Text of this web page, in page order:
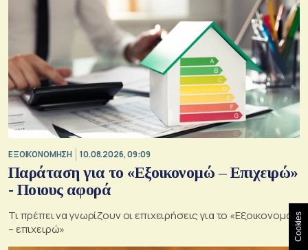
ΕΞΟΙΚΟΝΟΜΗΣΗ 10.08.2026, 09:09
Παράταση για το «Εξοικονομώ – Επιχειρώ»
- Ποιους αφορά
Τι πρέπει να γνωρίζουν οι επιχειρήσεις για το «Εξοικονομώ
– επιχειρώ»
Cookies